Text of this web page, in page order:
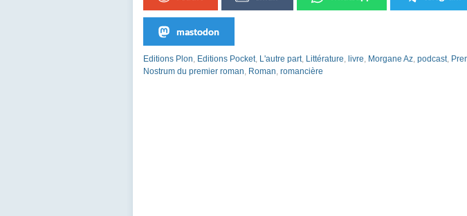
mastodon
Editions Plon, Editions Pocket, L'autre part, Littérature, livre, Morgane Az, podcast,
Nostrum du premier roman, Roman, romancière